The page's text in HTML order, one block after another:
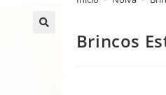
Brincos